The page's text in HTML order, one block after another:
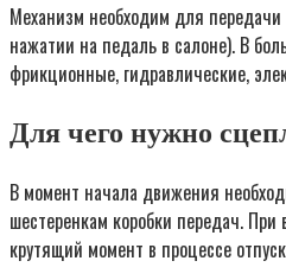
Механизм необходим для передачи
нажатии на педаль в салоне). В
фрикционные, гидравлические,
Для чего нужно
В момент начала движения
шестеренкам коробки передач.
крутящий момент в процессе